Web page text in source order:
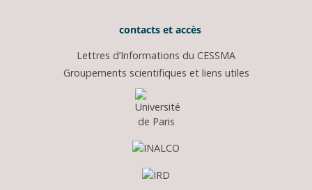
contacts et accès
Lettres d’Informations du CESSMA
Groupements scientifiques et liens utiles